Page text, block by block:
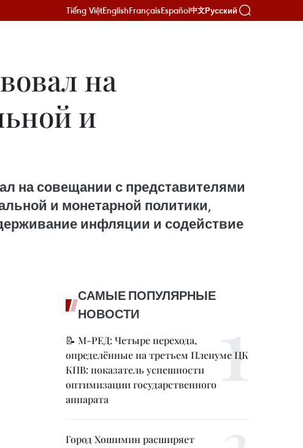
Tiếng ViệtEnglishFrançaisEspañol中文Русский
на
и
на совещании с представителями
и монетарной политики,
инфляции и содействие
САМЫЕ ПОПУЛЯРНЫЕ
НОВОСТИ
📝 М-РЕД: Четыре перехода,
определённые на третьем Пленуме ЦК
КПВ: показатель успешности
оптимизации государственного
аппарата
Город Хошимин расширяет